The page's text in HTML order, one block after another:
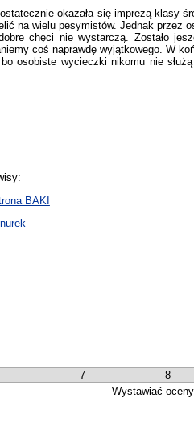
okazała się imprezą klasy
na wielu pesymistów. Jednak przez
chęci nie wystarczą. Zostało
coś naprawdę wyjątkowego. W
osobiste wycieczki nikomu nie służą
BAKI
7 8
Wystawiać